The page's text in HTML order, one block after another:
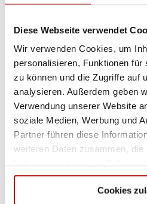
Diese Webseite verwendet
Wir verwenden Cookies, um
personalisieren, Funktionen für
zu können und die Zugriffe auf
analysieren. Außerdem geben
Verwendung unserer Website
soziale Medien, Werbung und
Partner führen diese
weiteren Daten zusammen, die
gesammelt haben.
Cookies
Hemmighausen
Weitere Infos / Links
www.willingen.de/wandern
Autor:in
Sabine Risse
Organisation